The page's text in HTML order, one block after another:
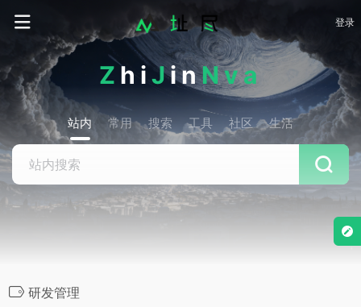
登录
ZhiJinNva
站内 常用 搜索 工具 社区 生活
研发管理